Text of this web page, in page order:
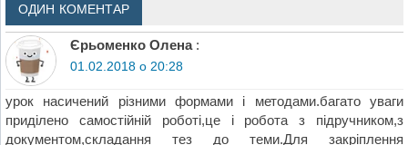
ОДИН КОМЕНТАР
Єрьоменко Олена :
01.02.2018 о 20:28
урок насичений різними формами і методами.багато уваги
приділено самостійній роботі,це і робота з підручником,з
документом,складання тез до теми.Для закріплення